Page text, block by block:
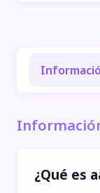
¿Qué es